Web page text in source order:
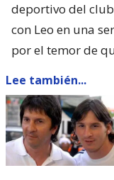
deportivo del
con Leo en una
por el temor de
Lee también...